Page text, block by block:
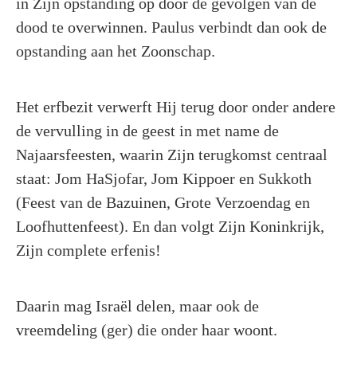
dood te overwinnen. Paulus verbindt dan ook de
opstanding aan het Zoonschap.
Het erfbezit verwerft Hij terug door onder andere
de vervulling in de geest in met name de
Najaarsfeesten, waarin Zijn terugkomst centraal
staat: Jom HaSjofar, Jom Kippoer en Sukkoth
(Feest van de Bazuinen, Grote Verzoendag en
Loofhuttenfeest). En dan volgt Zijn Koninkrijk,
Zijn complete erfenis!
Daarin mag Israël delen, maar ook de
vreemdeling (ger) die onder haar woont.